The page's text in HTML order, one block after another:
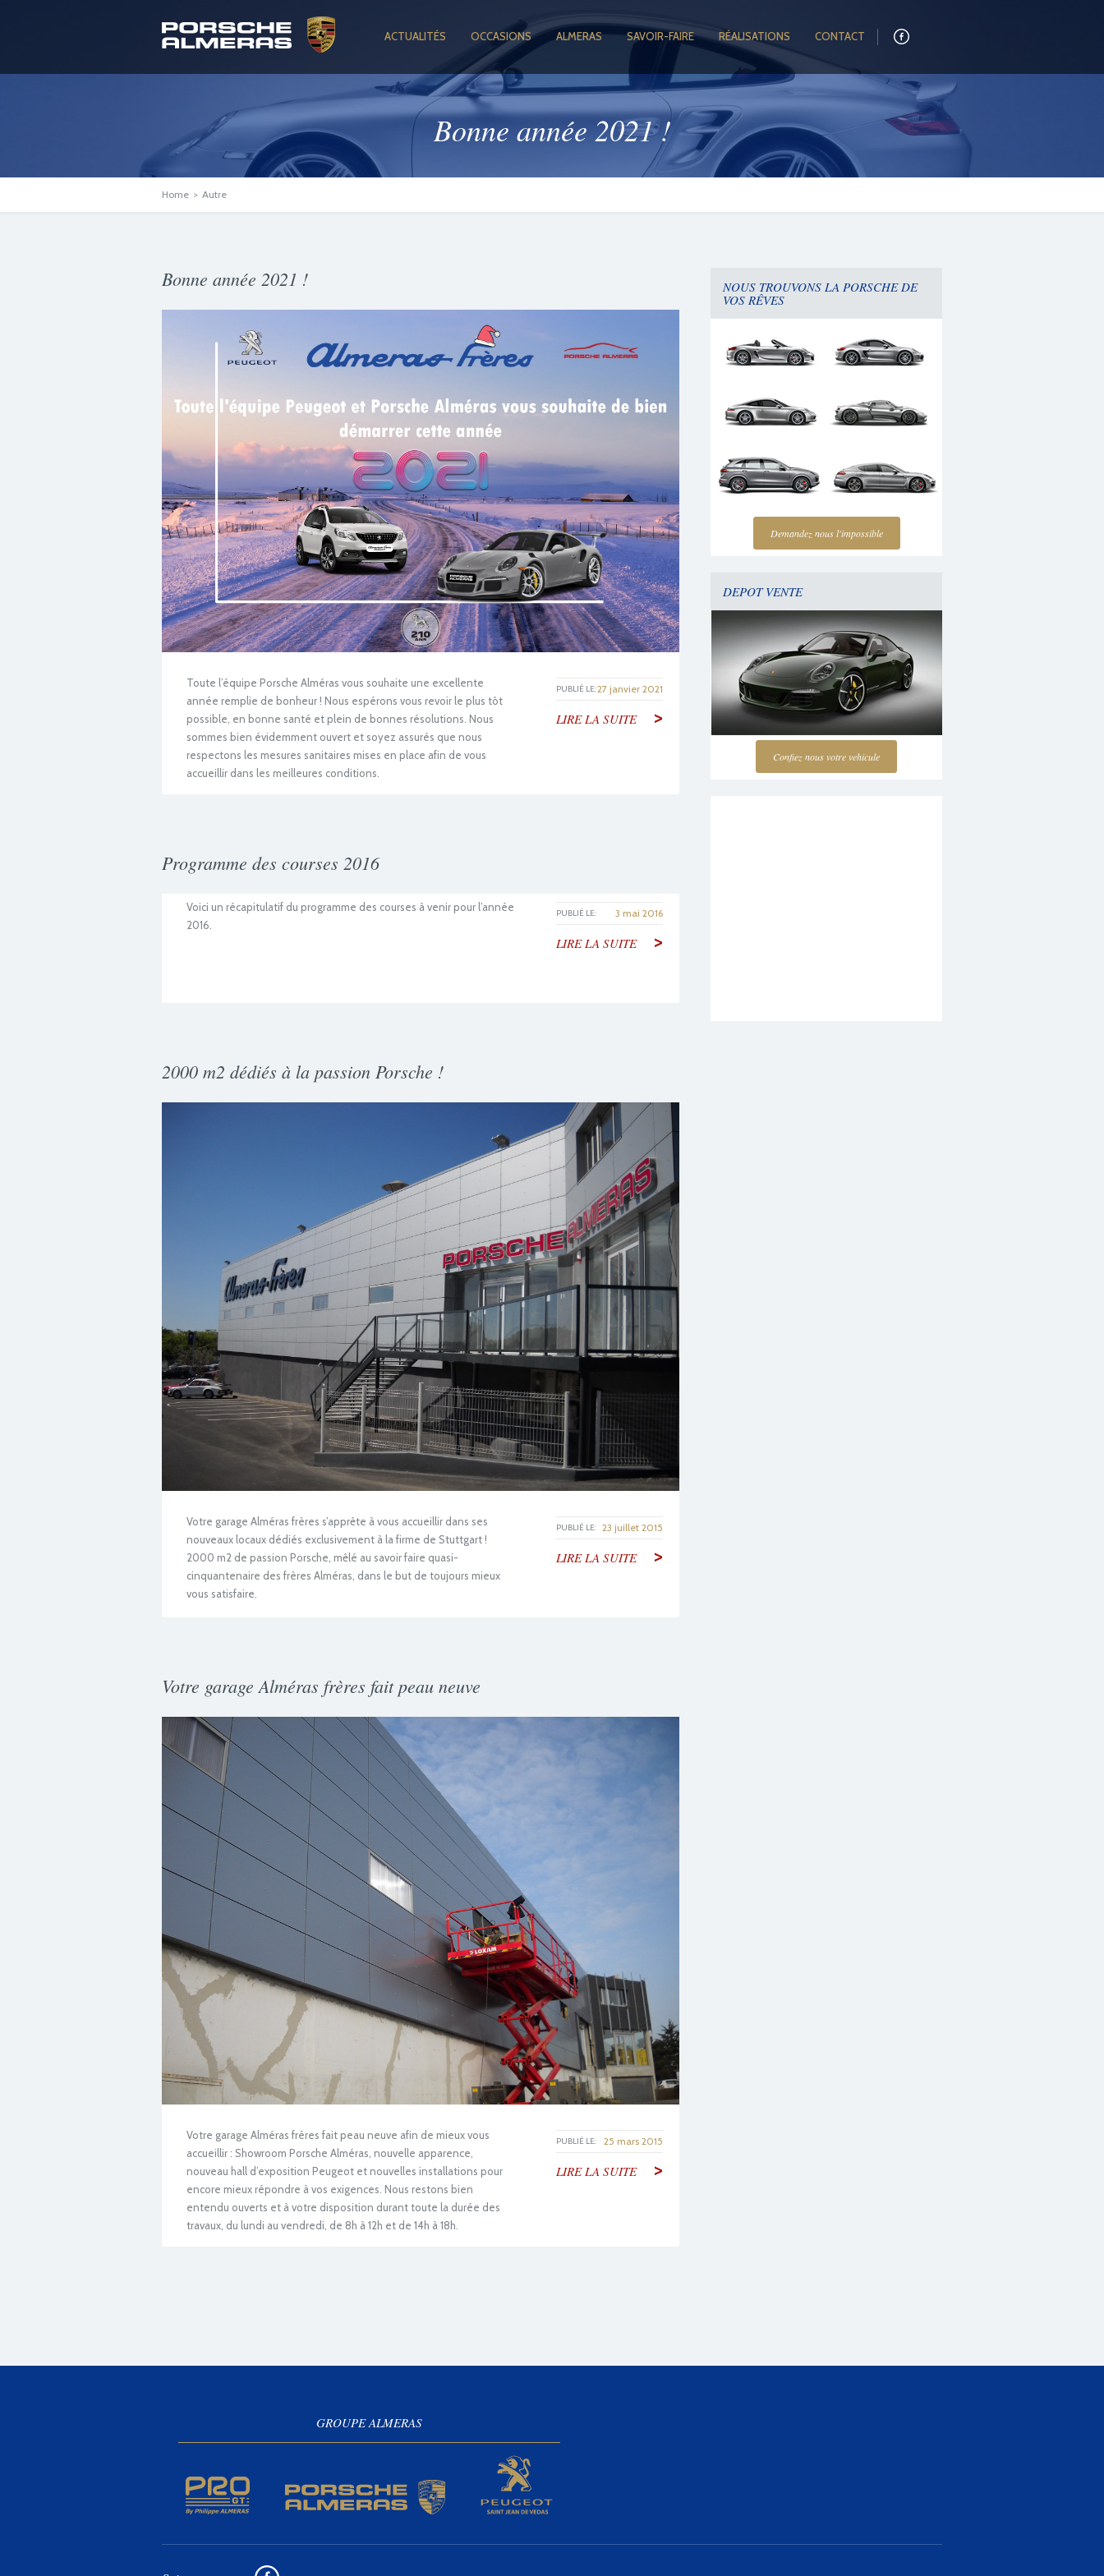
ACTUALITÉS OCCASIONS ALMERAS SAVOIR-FAIRE RÉALISATIONS CONTACT
Bonne année 2021 !
Home > Autre
Bonne année 2021 !
PUBLIÉ LE:27 janvier 2021
LIRE LA SUITE >
Toute l’équipe Porsche Alméras vous souhaite une excellente
année remplie de bonheur ! Nous espérons vous revoir le plus tôt
possible, en bonne santé et plein de bonnes résolutions. Nous
sommes bien évidemment ouvert et soyez assurés que nous
respectons les mesures sanitaires mises en place afin de vous
accueillir dans les meilleures conditions.
Programme des courses 2016
PUBLIÉ LE: 3 mai 2016
LIRE LA SUITE >
Voici un récapitulatif du programme des courses à venir pour l’année
2016.
2000 m2 dédiés à la passion Porsche !
PUBLIÉ LE: 23 juillet 2015
LIRE LA SUITE >
Votre garage Alméras frères s’apprête à vous accueillir dans ses
nouveaux locaux dédiés exclusivement à la firme de Stuttgart !
2000 m2 de passion Porsche, mêlé au savoir faire quasi-
cinquantenaire des frères Alméras, dans le but de toujours mieux
vous satisfaire.
Votre garage Alméras frères fait peau neuve
PUBLIÉ LE: 25 mars 2015
LIRE LA SUITE >
Votre garage Alméras frères fait peau neuve afin de mieux vous
accueillir : Showroom Porsche Alméras, nouvelle apparence,
nouveau hall d’exposition Peugeot et nouvelles installations pour
encore mieux répondre à vos exigences. Nous restons bien
entendu ouverts et à votre disposition durant toute la durée des
travaux, du lundi au vendredi, de 8h à 12h et de 14h à 18h.
NOUS TROUVONS LA PORSCHE DE
VOS RÊVES
Demandez nous l'impossible
DEPOT VENTE
Confiez nous votre vehicule
GROUPE ALMERAS